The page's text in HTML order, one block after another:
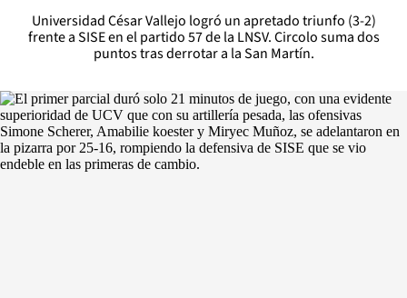
Universidad César Vallejo logró un apretado triunfo (3-2)
frente a SISE en el partido 57 de la LNSV. Circolo suma dos
puntos tras derrotar a la San Martín.